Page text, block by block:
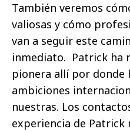
También veremos
valiosas y cómo
van a seguir este
inmediato. Patrick ha
pionera allí por donde
ambiciones
nuestras. Los
experiencia de Patrick